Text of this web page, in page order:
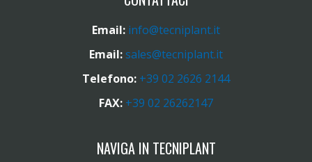
Email: info@tecniplant.it
Email:sales@tecniplant.it
Telefono: +39 02 2626 2144
FAX: +39 02 26262147
NAVIGA IN TECNIPLANT